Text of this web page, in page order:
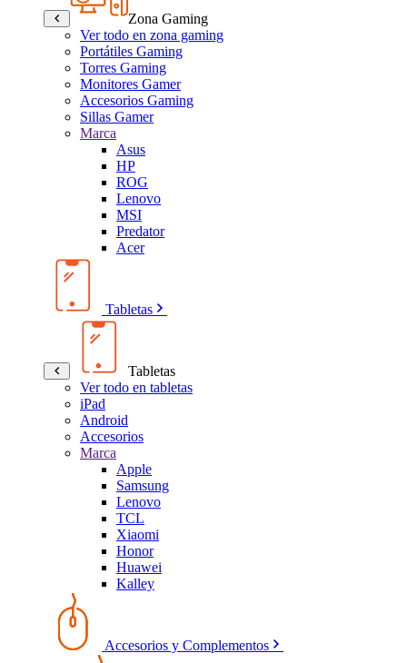
Zona Gaming
Ver todo en zona gaming
Portátiles Gaming
Torres Gaming
Monitores Gamer
Accesorios Gaming
Sillas Gamer
Marca
Asus
HP
ROG
Lenovo
MSI
Predator
Acer
Tabletas
Tabletas
Ver todo en tabletas
iPad
Android
Accesorios
Marca
Apple
Samsung
Lenovo
TCL
Xiaomi
Honor
Huawei
Kalley
Accesorios y Complementos